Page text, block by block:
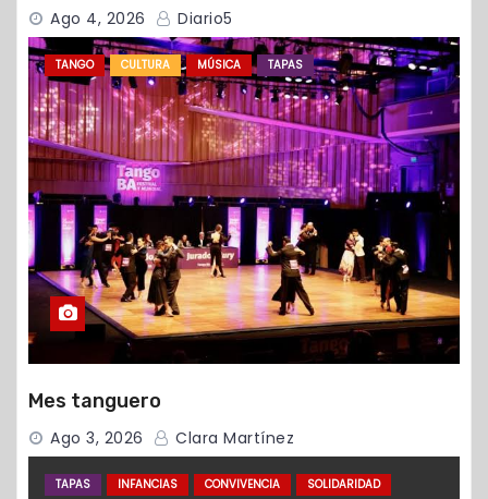
Ago 4, 2026 Diario5
TANGO CULTURA MÚSICA TAPAS
Mes tanguero
Ago 3, 2026 Clara Martínez
TAPAS INFANCIAS CONVIVENCIA SOLIDARIDAD